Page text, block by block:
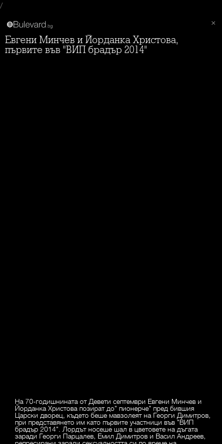
/
Евгени Минчев и Йорданка Христова,
първите във "ВИП брадър 2014"
На 70-годишнината от Девети септември Евгени Минчев и
Йорданка Христова позират до" пионерче" пред бившия
Царски дворец, където беше мавзолеят на Георги Димитров,
при представянето им като първите участници във "ВИП
брадър 2014". Лордът носеше шал в цветовете на дъгата
заради Георги Парцалев, Емил Димитров и Васил Андреев,